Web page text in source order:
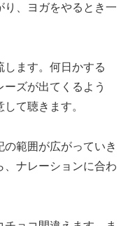
り、ヨガをやるとき一
ます。何日かする
ズが出てくるよう
て聴きます。
範囲が広がっていき
、ナレーションに合わ